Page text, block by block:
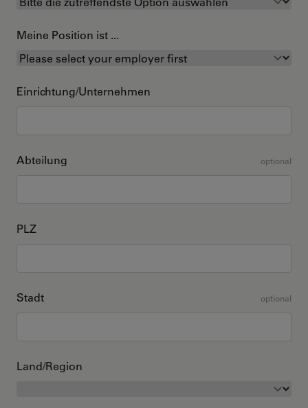
Meine Position ist ...
Einrichtung/Unternehmen
Abteilung optional
PLZ
Stadt optional
Land/Region